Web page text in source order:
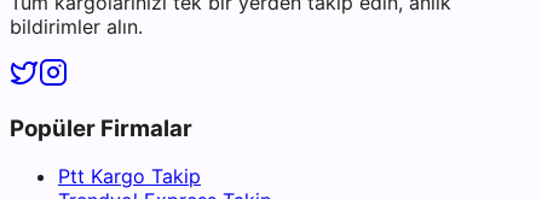
bildirimler alın.
Popüler Firmalar
Ptt Kargo Takip